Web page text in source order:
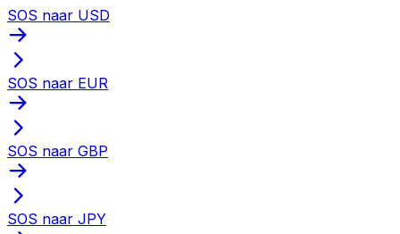
SOS naar USD
SOS naar EUR
SOS naar GBP
SOS naar JPY